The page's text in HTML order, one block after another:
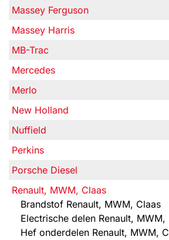
Massey Ferguson
Massey Harris
MB-Trac
Mercedes
Merlo
New Holland
Nuffield
Perkins
Porsche Diesel
Renault, MWM, Claas
Brandstof Renault, MWM, Claas
Electrische delen Renault, MWM,
Hef onderdelen Renault, MWM,